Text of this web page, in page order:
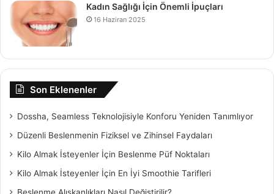
Kadın Sağlığı İçin Önemli İpuçları
16 Haziran 2025
Son Eklenenler
Dossha, Seamless Teknolojisiyle Konforu Yeniden Tanımlıyor
Düzenli Beslenmenin Fiziksel ve Zihinsel Faydaları
Kilo Almak İsteyenler İçin Beslenme Püf Noktaları
Kilo Almak İsteyenler İçin En İyi Smoothie Tarifleri
Beslenme Alışkanlıkları Nasıl Değiştirilir?